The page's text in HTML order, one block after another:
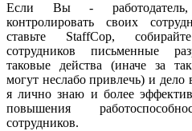
Если Вы -
контролировать своих
ставьте StaffCop,
сотрудников письменные
таковые действа (иначе за
могут неслабо привлечь) и дело
я лично знаю и более
повышения
сотрудников.